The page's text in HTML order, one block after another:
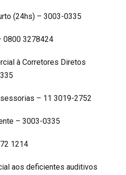
(24hs) – 3003-0335
0800 3278424
à Corretores Diretos
– 11 3019-2752
– 3003-0335
1214
aos deficientes auditivos